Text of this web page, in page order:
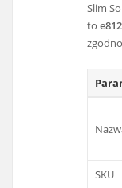
Slim
to
SKU